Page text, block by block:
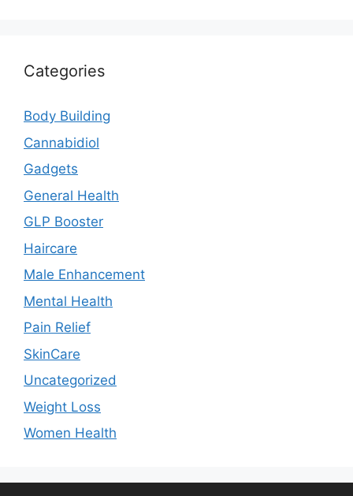
Categories
Body Building
Cannabidiol
Gadgets
General Health
GLP Booster
Haircare
Male Enhancement
Mental Health
Pain Relief
SkinCare
Uncategorized
Weight Loss
Women Health